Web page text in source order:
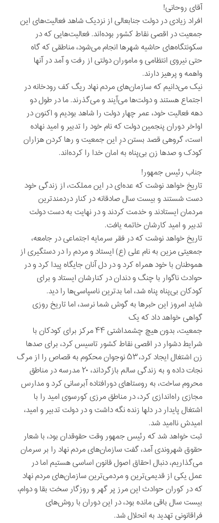
آقای روحانی!
افراد زیادی در دولت جنابعالی از نزدیک شاهد فعالیت‌های این
جمعیت در اقصی نقاط کشور بوده‌اند. فعالیت‌هایی که در
سکونتگاه‌های حاشیه شهرها انجام می‌شود، مناطقی که گاه
حتی نیروی انتظامی و ماموران دولتی از رفت و آمد در آنها
واهمه و پرهیز دارند.
نیک می‌دانیم که سازمان‌های مردم نهاد ریگ کف رودخانه در
اجتماع هستند و دولت‌ها می‌آیند و می‌گذرند. ما در طول دو
دهه فعالیت خود، عمر چهار دولت را شاهد بودیم و اکنون در
اواخر دوران پنجمین دولت که نام خود را تدبیر و امید نهاده
است، گروهی قصد بستن درِ این جمعیت و رها کردن هزاران
کودک و صدها زن بی‌پناه به امان خدا را کرده‌اند.
جناب رئیس جمهور!
تاریخ خواهد نوشت که عده‌ای در این مملکت، از زندگی خود
دست شستند و بیست سال صادقانه در کنار دردمندترین
مردمان ایستادند و خدمت کردند و در نهایت به دست دولت
تدبیر و امید کارشان خاتمه یافت.
تاریخ خواهد نوشت که در فقر سرمایه اجتماعی در جامعه،
جمعیتی مزین به نام علی (ع) ایستاد و مردم را در دستگیری از
هموطنان با خود همراه کرد و در دل آنان جایگاه پیدا کرد و در
حوادث ناگوار با چنگ و دندان در کنارشان ایستاد و برای
کودکان بی‌پناه پناه شد، اما بدترین ناسپاسی‌ها را دید.
شاید امروز این خبرها به گوش شما نرسد، اما تاریخ روزی
گواهی خواهد داد که یک
جمعیت، بدون هیچ چشمداشتی ۴۴ مرکز برای کودکان با
شرایط دشوار در اقصی نقاط کشور تاسیس کرد، برای صدها
زن اشتغال ایجاد کرد، ۵۳ نوجوان محکوم به قصاص را از مرگ
نجات داده و به زندگی سالم بازگرداند، ۲۰ مدرسه در مناطق
محروم ساخت، به روستاهای دورافتاده آبرسانی کرد و مدارس
مجازی راه‌اندازی کرد، در مناطق مرزی کورسوی امید را با
اشتغال پایدار در دلها زنده نگه داشت و در دولت تدبیر و امید،
امیدش ناامید شد.
ثبت خواهد شد که رئیس جمهور وقت حقوقدان بود، با شعار
حقوق شهروندی آمد، گفت سازمان‌های مردم نهاد را بر سرمان
می‌گذاریم، دنبال احقاق اصول قانون اساسی هستیم اما در
عمل یکی از قدیمی‌ترین و مردمی‌ترین سازمان‌های مردم نهاد
که در کوران حوادث این مرز پر گهر و روزگار سخت بقا و دوام،
بیست سال باقی مانده بود، در این دوران با روش‌های
فراقانونی تهدید به انحلال شد.